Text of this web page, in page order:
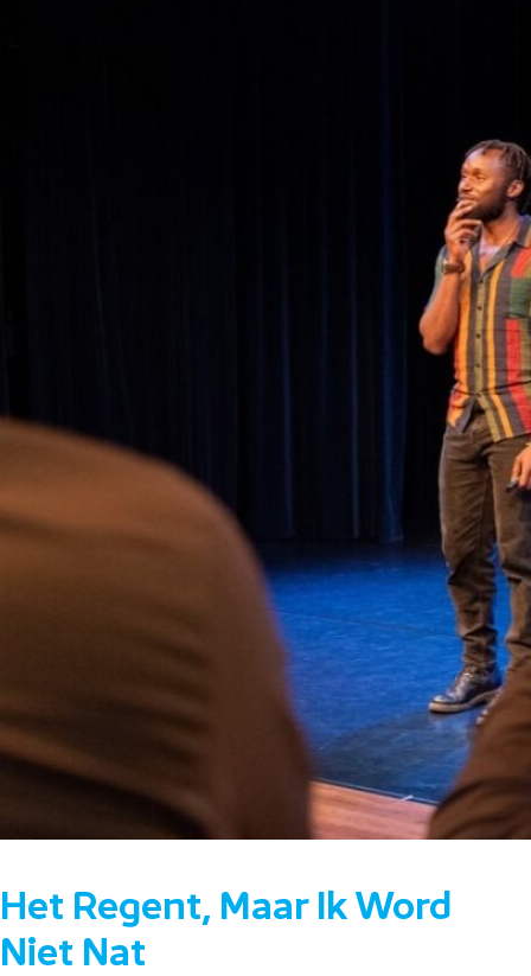
Het Regent, Maar Ik Word
Niet Nat